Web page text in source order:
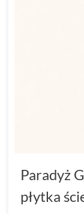
Paradyż
płytka